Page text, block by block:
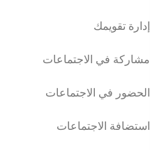
إدارة تقويمك
مشاركة في الاجتماعات
الحضور في الاجتماعات
استضافة الاجتماعات